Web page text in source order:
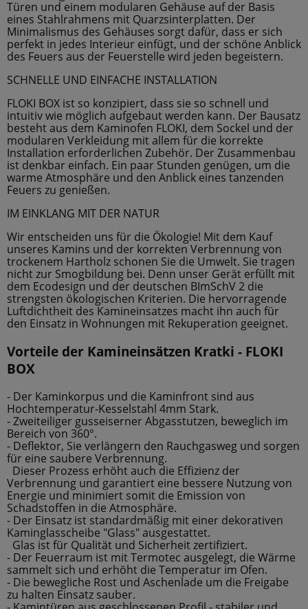
Türen und einem modularen Gehäuse auf der Basis
eines Stahlrahmens mit Quarzsinterplatten. Der
Minimalismus des Gehäuses sorgt dafür, dass er sich
perfekt in jedes Interieur einfügt, und der schöne Anblick
des Feuers aus der Feuerstelle wird jeden begeistern.
SCHNELLE UND EINFACHE INSTALLATION
FLOKI BOX ist so konzipiert, dass sie so schnell und
intuitiv wie möglich aufgebaut werden kann. Der Bausatz
besteht aus dem Kaminofen FLOKI, dem Sockel und der
modularen Verkleidung mit allem für die korrekte
Installation erforderlichen Zubehör. Der Zusammenbau
ist denkbar einfach. Ein paar Stunden genügen, um die
warme Atmosphäre und den Anblick eines tanzenden
Feuers zu genießen.
IM EINKLANG MIT DER NATUR
Wir entscheiden uns für die Ökologie! Mit dem Kauf
unseres Kamins und der korrekten Verbrennung von
trockenem Hartholz schonen Sie die Umwelt. Sie tragen
nicht zur Smogbildung bei. Denn unser Gerät erfüllt mit
dem Ecodesign und der deutschen BImSchV 2 die
strengsten ökologischen Kriterien. Die hervorragende
Luftdichtheit des Kamineinsatzes macht ihn auch für
den Einsatz in Wohnungen mit Rekuperation geeignet.
Vorteile der Kamineinsätzen Kratki - FLOKI
BOX
- Der Kaminkorpus und die Kaminfront sind aus
Hochtemperatur-Kesselstahl 4mm Stark.
- Zweiteiliger gusseiserner Abgasstutzen, beweglich im
Bereich von 360°.
- Deflektor, Sie verlängern den Rauchgasweg und sorgen
für eine saubere Verbrennung.
Dieser Prozess erhöht auch die Effizienz der
Verbrennung und garantiert eine bessere Nutzung von
Energie und minimiert somit die Emission von
Schadstoffen in die Atmosphäre.
- Der Einsatz ist standardmäßig mit einer dekorativen
Kaminglasscheibe "Glass" ausgestattet.
Glas ist für Qualität und Sicherheit zertifiziert.
- Der Feuerraum ist mit Termotec ausgelegt, die Wärme
sammelt sich und erhöht die Temperatur im Ofen.
- Die bewegliche Rost und Aschenlade um die Freigabe
zu halten Einsatz sauber.